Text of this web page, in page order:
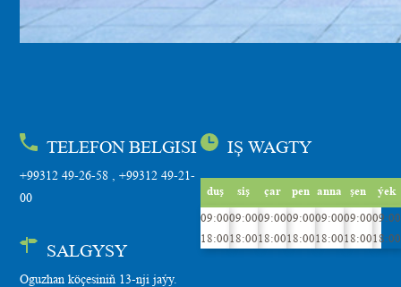
TELEFON BELGISI
+99312 49-26-58 , +99312 49-21-
00
SALGYSY
Oguzhan köçesiniň 13-nji jaýy.
IŞ WAGTY
duş siş çar pen anna şen
ýek
09:00
18:00
09:00
18:00
09:00
18:00
09:00
18:00
09:00
18:00
09:00
18:00
09:00
18:00